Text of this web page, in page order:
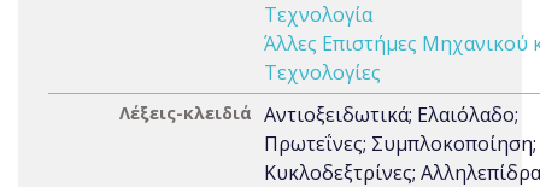
Τεχνολογία
Άλλες Επιστήμες Μηχανικού
Τεχνολογίες
Λέξεις-κλειδιά Αντιοξειδωτικά; Ελαιόλαδο;
Πρωτεΐνες; Συμπλοκοποίηση;
Κυκλοδεξτρίνες;